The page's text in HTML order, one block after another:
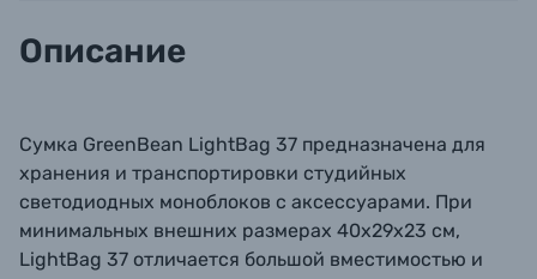
Описание
Сумка GreenBean LightBag 37 предназначена для
хранения и транспортировки студийных
светодиодных моноблоков с аксессуарами. При
минимальных внешних размерах 40х29х23 см,
LightBag 37 отличается большой вместимостью и